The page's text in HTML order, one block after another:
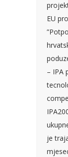
EU
– IPA
je